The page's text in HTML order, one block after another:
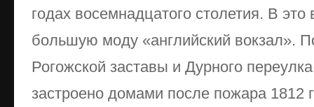
годах восемнадцатого столетия. В
большую моду «английский вокзал».
Рогожской заставы и Дурного
застроено домами после пожара 1812